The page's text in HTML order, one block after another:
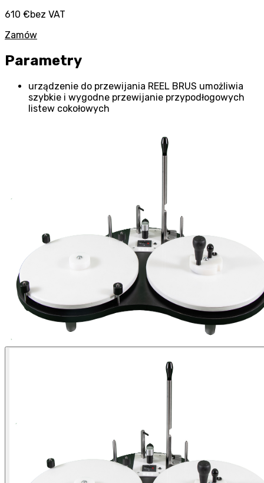
610 €bez VAT
Zamów
Parametry
urządzenie do przewijania REEL BRUS umożliwia
szybkie i wygodne przewijanie przypodłogowych
listew cokołowych